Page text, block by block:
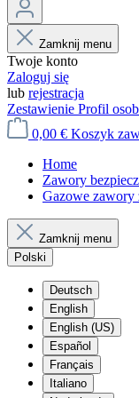
Zamknij menu
Twoje konto
Zaloguj się
lub rejestracja
Zestawienie Profil
0,00 € Koszyk
Home
Zawory
Gazowe zawory
Zamknij menu
Polski
Deutsch
English
English (US)
Español
Français
Italiano